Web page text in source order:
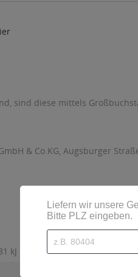
sind diese mittels
& Co.KG, Augsburger
kJ